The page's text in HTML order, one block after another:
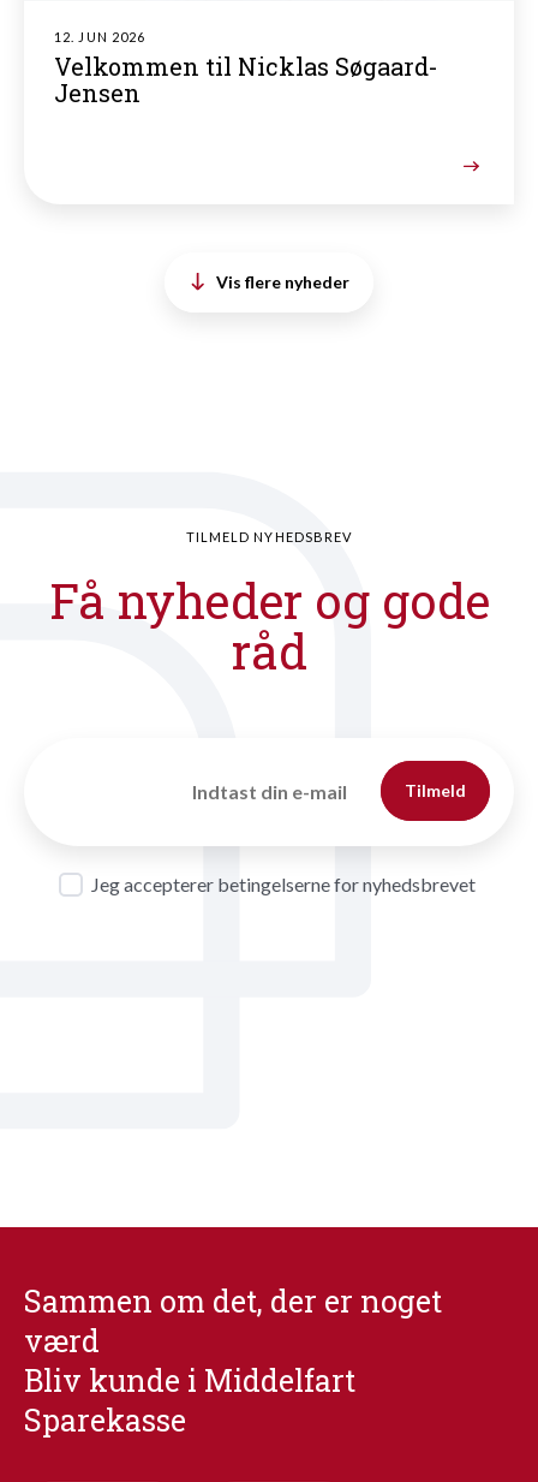
12. JUN 2026
Velkommen til Nicklas Søgaard-
Jensen
Vis flere nyheder
TILMELD NYHEDSBREV
Få nyheder og gode
råd
Jeg accepterer betingelserne for nyhedsbrevet
Tilmeld
Sammen om det, der er noget
værd
Bliv kunde i Middelfart
Sparekasse